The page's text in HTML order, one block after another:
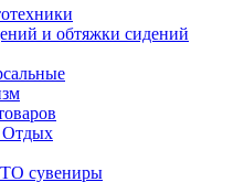
и обтяжки сидений
Отдых
сувениры